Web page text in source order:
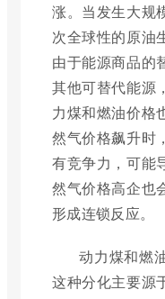
涨。当发生大规
次全球性的原油
由于能源商品的
其他可替代能源
力煤和燃油价格
然气价格飙升时
有竞争力，可能
然气价格高企也
形成连锁反应。
动力煤和燃
这种分化主要源